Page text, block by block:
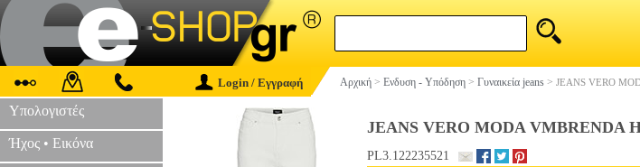
Login / Εγγραφή Αρχική > Ενδυση - Υπόδηση > Γυναικεία jeans > JEANS VERO
Υπολογιστές
Ήχος • Εικόνα
JEANS VERO MODA VMBRENDA
PL3.122235521